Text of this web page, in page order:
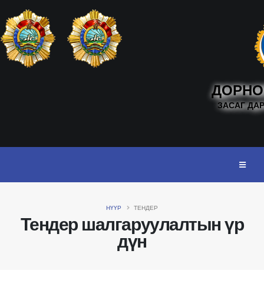
ЗАСАГ
НҮҮР ТЕНДЕР
Тендер шалгаруулалтын үр
дүн